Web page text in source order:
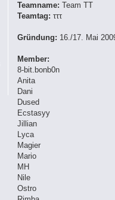
Teamname: Team TT
Teamtag: τττ
Gründung: 16./17. Mai
Member:
8-bit.bonb0n
Anita
Dani
Dused
Ecstasyy
Jillian
Lyca
Magier
Mario
MH
Nile
Ostro